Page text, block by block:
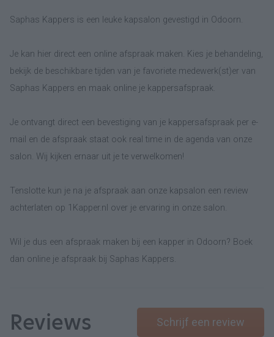
Saphas Kappers is een leuke kapsalon gevestigd in Odoorn.
Je kan hier direct een online afspraak maken. Kies je behandeling,
bekijk de beschikbare tijden van je favoriete medewerk(st)er van
Saphas Kappers en maak online je kappersafspraak.
Je ontvangt direct een bevestiging van je kappersafspraak per e-
mail en de afspraak staat ook real time in de agenda van onze
salon. Wij kijken ernaar uit je te verwelkomen!
Tenslotte kun je na je afspraak aan onze kapsalon een review
achterlaten op 1Kapper.nl over je ervaring in onze salon.
Wil je dus een afspraak maken bij een kapper in Odoorn? Boek
dan online je afspraak bij Saphas Kappers.
Reviews Schrijf een review